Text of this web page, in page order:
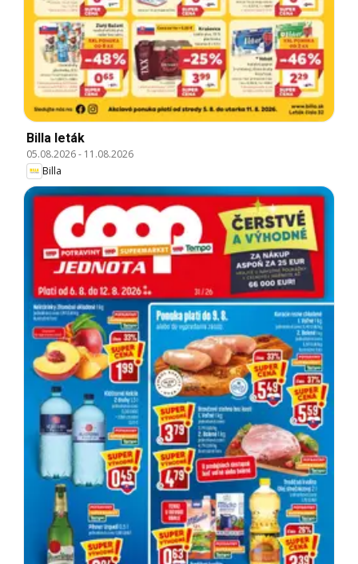
Billa leták
05.08.2026- 11.08.2026
Billa